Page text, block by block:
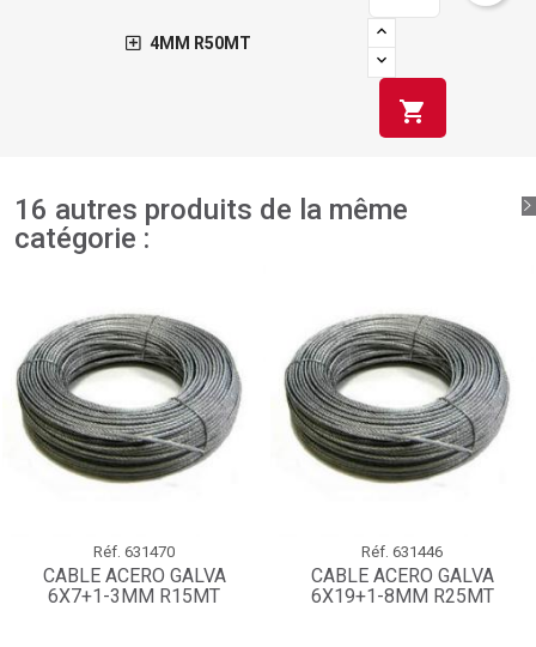
4MM R50MT
shopping_cart
16 autres produits de la même
catégorie :
Réf. 631470
CABLE ACERO GALVA
6X7+1-3MM R15MT
Réf. 631446
CABLE ACERO GALVA
6X19+1-8MM R25MT